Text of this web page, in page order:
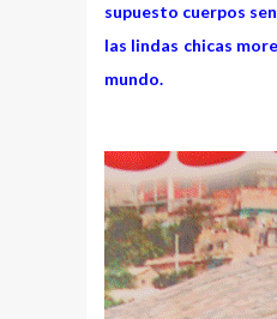
supuesto cuerpos
las lindas chicas
mundo.